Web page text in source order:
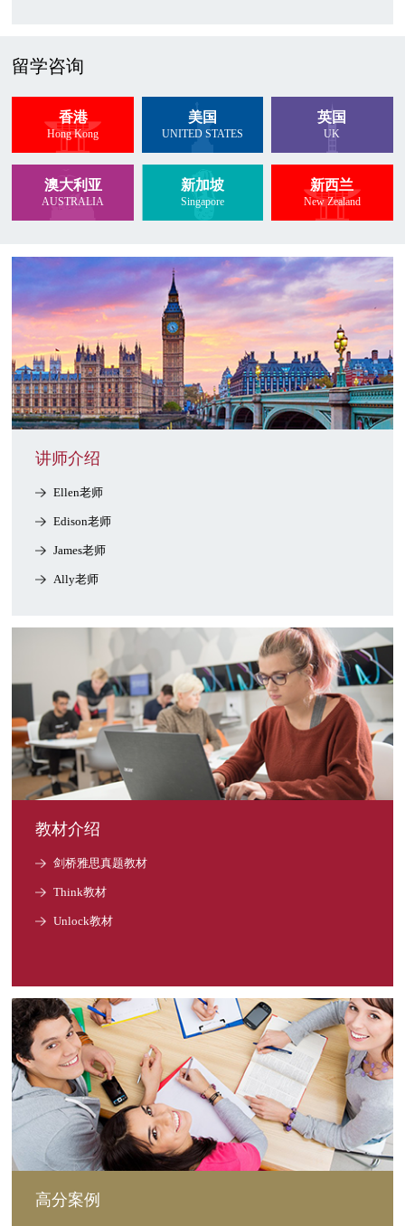
留学咨询
香港
Hong Kong
美国
UNITED STATES
英国
UK
澳大利亚
AUSTRALIA
新加坡
Singapore
新西兰
New Zealand
讲师介绍
Ellen老师
Edison老师
James老师
Ally老师
教材介绍
剑桥雅思真题教材
Think教材
Unlock教材
高分案例